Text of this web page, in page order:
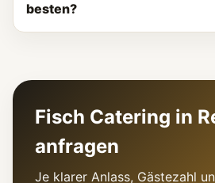
besten?
Fisch Catering in
anfragen
Je klarer Anlass, Gästezahl